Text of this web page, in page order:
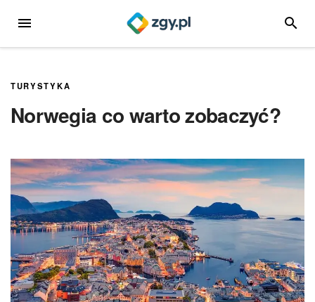
MENU
TURYSTYKA
Norwegia co warto zobaczyć?